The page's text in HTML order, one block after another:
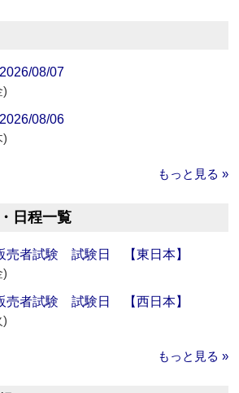
08/07
)
08/06
)
もっと見る »
日程一覧
売者試験 試験日 【東日本】
)
売者試験 試験日 【西日本】
)
もっと見る »